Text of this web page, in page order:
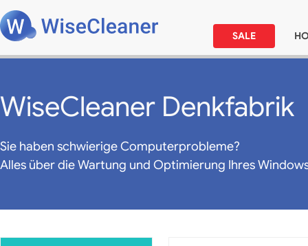
SALE
WiseCleaner Denkfabrik
Sie haben schwierige Computerprobleme?
Alles über die Wartung und Optimierung Ihres